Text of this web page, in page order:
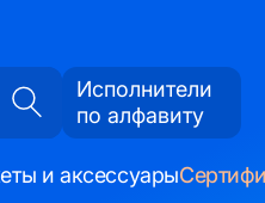
Исполнители
по алфавиту
и аксессуары